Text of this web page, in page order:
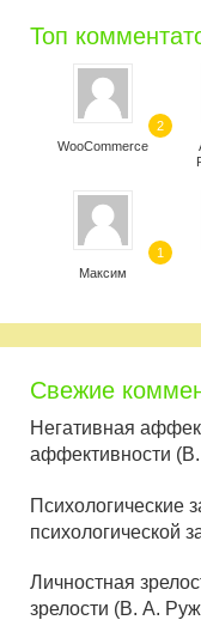
Топ
WooCommerce
2
Максим
1
Свежие
Негативная
аффективности
Психологические
психологической
Личностная
зрелости (В. А.